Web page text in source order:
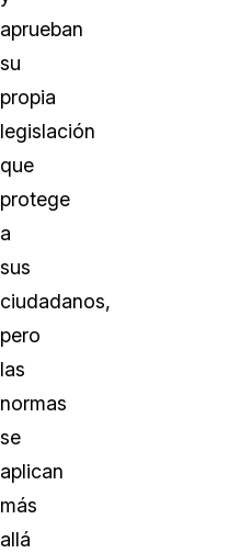
aprueban
su
propia
legislación
que
protege
a
sus
ciudadanos,
pero
las
normas
se
aplican
más
allá